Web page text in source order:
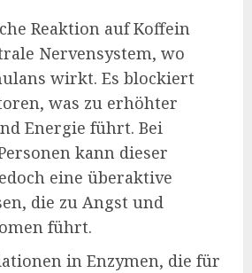
Reaktion auf Koffein
Nervensystem, wo
wirkt. Es blockiert
was zu erhöhter
Energie führt. Bei
kann dieser
eine überaktive
die zu Angst und
führt.
in Enzymen, die für